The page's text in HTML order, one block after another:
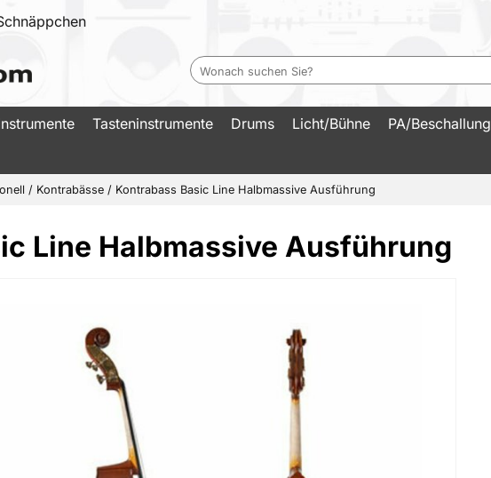
Tasteninstrumente Drums Licht/Bühne PA/Beschallung
/ Kontrabässe / Kontrabass Basic Line Halbmassive Ausführung
Line Halbmassive Ausführung